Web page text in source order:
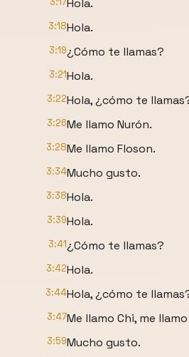
Hola.
3:18Hola.
3:19¿Cómo te llamas?
3:21Hola.
3:22Hola, ¿cómo te
3:26Me llamo Nurón.
3:28Me llamo Floson.
3:34Mucho gusto.
3:38Hola.
3:39Hola.
3:41¿Cómo te llamas?
3:42Hola.
3:44Hola, ¿cómo te
3:47Me llamo Chi, me
3:59Mucho gusto.